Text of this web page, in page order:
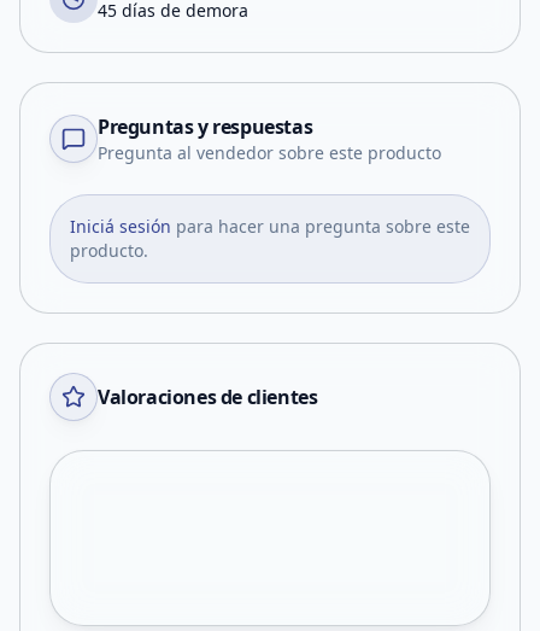
45 días de demora
Preguntas y respuestas
Pregunta al vendedor sobre este producto
Iniciá sesión para hacer una pregunta sobre este
producto.
Valoraciones de clientes